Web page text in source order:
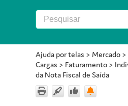
Ajuda por telas > Mercado >
Cargas > Faturamento >
da Nota Fiscal de Saída